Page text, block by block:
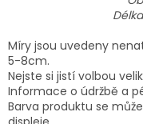
Míry jsou uvedeny
5-8cm.
Nejste si jistí volbou
Informace o údržbě a
Barva produktu se